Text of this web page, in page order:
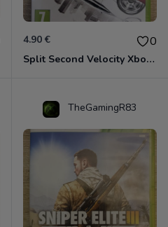
4.90 € 0
Split Second Velocity Xbox 360
TheGamingR83